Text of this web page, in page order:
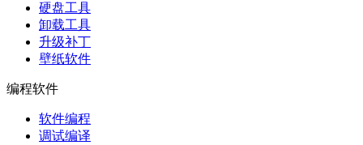
硬盘工具
卸载工具
升级补丁
壁纸软件
编程软件
软件编程
调试编译